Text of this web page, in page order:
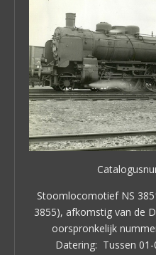
Stoomlocomotief NS
3855), afkomstig van de
oorspronkelijk
Datering: Tussen